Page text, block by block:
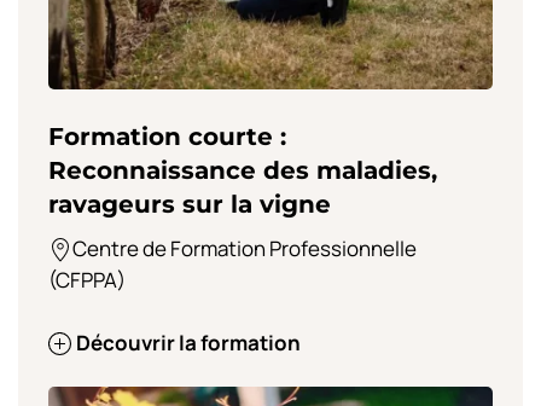
Formation courte :
Reconnaissance des maladies,
ravageurs sur la vigne
Centre de Formation Professionnelle
(CFPPA)
Découvrir la formation